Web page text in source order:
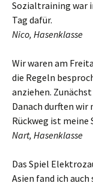
Sozialtraining war
Tag dafür.
Nico, Hasenklasse
Wir waren am
die Regeln
anziehen.
Danach durften wir
Rückweg ist
Nart, Hasenklasse
Das Spiel
Asien fand ich